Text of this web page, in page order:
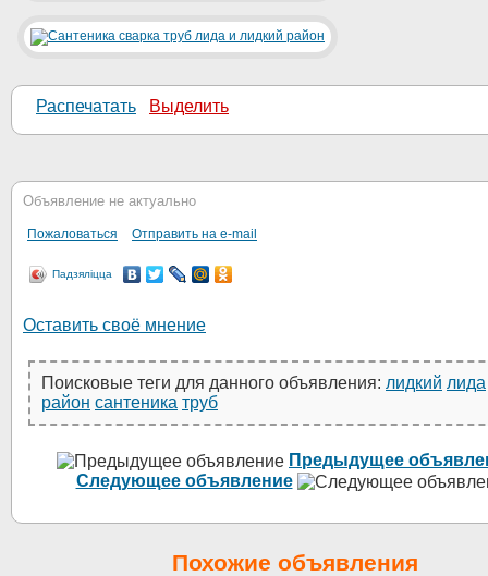
Распечатать Выделить
Объявление не актуально
Пожаловаться Отправить на e-mail
Падзяліцца
Оставить своё мнение
Поисковые теги для данного объявления: лидкий лида
район сантеника труб
Предыдущее
Следующее объявление
Похожие объявления